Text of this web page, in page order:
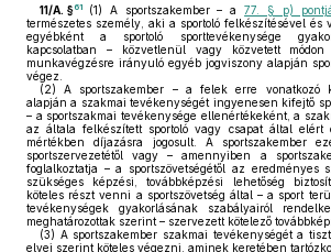
11/A. §61 (1) A sportszakember – a77. § p)
természetes személy, aki a sportoló felkészítésével és
egyébként a sportoló sporttevékenysége
kapcsolatban – közvetlenül vagy közvetett
munkavégzésre irányuló egyéb jogviszony alapján
végez.
(2) A sportszakember – a felek erre vonatkozó
alapján a szakmai tevékenységét ingyenesen kifejtő
– a sportszakmai tevékenysége ellenértékeként, a
az általa felkészített sportoló vagy csapat által elért
mértékben díjazásra jogosult. A sportszakember
sportszervezetétől vagy – amennyiben a
foglalkoztatja – a sportszövetségétől az eredményes
szükséges képzési, továbbképzési lehetőség
köteles részt venni a sportszövetség által – a sport
tevékenységek gyakorlásának szabályairól
meghatározottak szerint – szervezett kötelező
(3) A sportszakember szakmai tevékenységét a
elvei szerint köteles végezni, aminek keretében